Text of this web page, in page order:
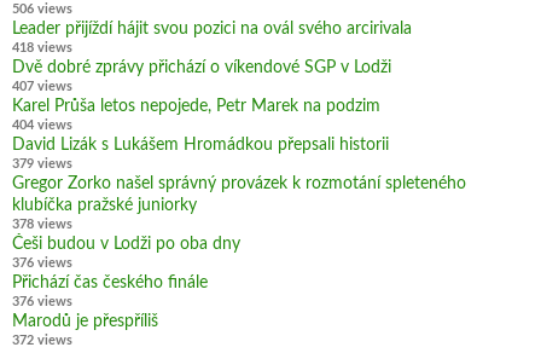
506 views
Leader přijíždí hájit svou pozici na ovál svého arcirivala
418 views
Dvě dobré zprávy přichází o víkendové SGP v Lodži
407 views
Karel Průša letos nepojede, Petr Marek na podzim
404 views
David Lizák s Lukášem Hromádkou přepsali historii
379 views
Gregor Zorko našel správný provázek k rozmotání spleteného
klubíčka pražské juniorky
378 views
Češi budou v Lodži po oba dny
376 views
Přichází čas českého finále
376 views
Marodů je přespříliš
372 views